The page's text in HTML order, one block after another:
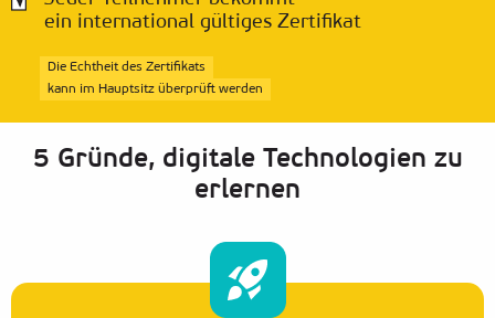
ein international gültiges Zertifikat
Die Echtheit des Zertifikats
kann im Hauptsitz überprüft werden
5 Gründe, digitale Technologien zu
erlernen